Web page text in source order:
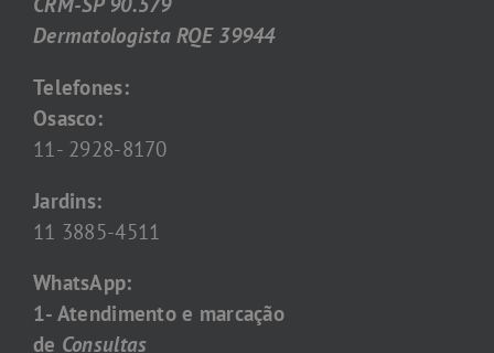
Dermatologista RQE 39944
Telefones:
Osasco:
11- 2928-8170
Jardins:
11 3885-4511
WhatsApp:
1- Atendimento e marcação
de Consultas